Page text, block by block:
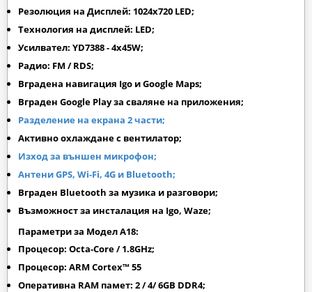
Резолюция на Дисплей: 1024х720 LED;
Технология на дисплей: LED;
Усилвател: YD7388 - 4x45W;
Радио: FM / RDS;
Вградена навигация Igo и Google Maps;
Вграден Google Playза сваляне на приложения;
Разделение на екрана 2 части;
Активно охлаждане с вентилатор;
Изход за външен микрофон;
Антени GPS, Wi-Fi, 4G и Bluetooth;
Вграден Bluetooth за музика и разговори;
Възможност за инсталация на Igo, Waze;
Параметри за Модел A18:
Процесор: Octa-Core / 1.8GHz;
Процесор: ARM Cortex™ 55
Оперативна RAM памет: 2 / 4/ 6GB DDR4;